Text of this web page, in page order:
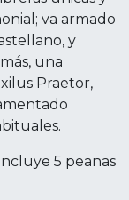
va armado
y
una
Praetor,
5 peanas